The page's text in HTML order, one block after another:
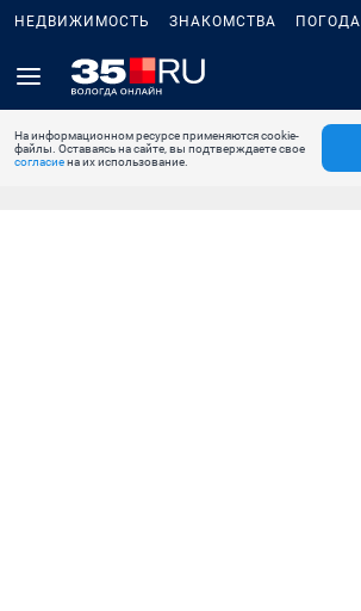
НЕДВИЖИМОСТЬ ЗНАКОМСТВА ПОГОДА
На информационном ресурсе применяются cookie-
файлы. Оставаясь на сайте, вы подтверждаете свое
согласиена их использование.